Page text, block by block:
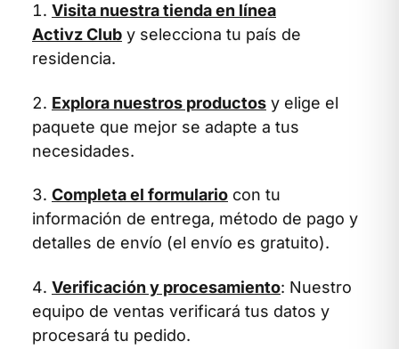
Visita nuestra tienda en línea
Activz Club y selecciona tu país de
residencia.
Explora nuestros productos y elige el
paquete que mejor se adapte a tus
necesidades.
Completa el formulario con tu
información de entrega, método de pago y
detalles de envío (el envío es gratuito).
Verificación y procesamiento: Nuestro
equipo de ventas verificará tus datos y
procesará tu pedido.